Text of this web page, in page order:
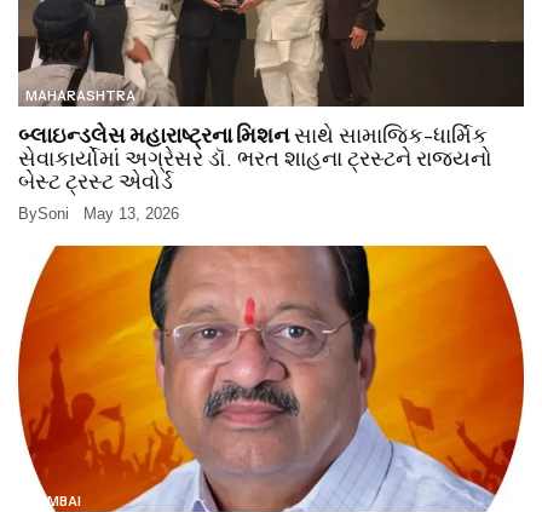
MAHARASHTRA
બ્લાઇન્ડલેસ મહારાષ્ટ્રના મિશનસાથે સામાજિક-ધાર્મિક
સેવાકાર્યોમાં અગ્રેસર ડૉ. ભરત શાહના ટ્રસ્ટને રાજ્યનો
બેસ્ટ ટ્રસ્ટ એવોર્ડ
BySoni May 13, 2026
MUMBAI